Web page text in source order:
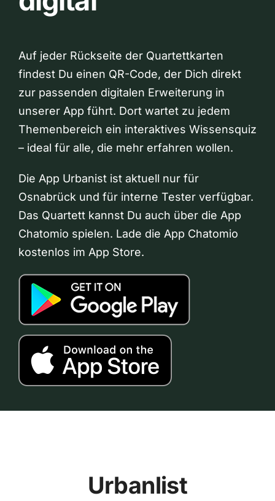
Auf jeder Rückseite der Quartettkarten
findest Du einen QR-Code, der Dich direkt
zur passenden digitalen Erweiterung in
unserer App führt. Dort wartet zu jedem
Themenbereich ein interaktives Wissensquiz
– ideal für alle, die mehr erfahren wollen.
Die App Urbanist ist aktuell nur für
Osnabrück und für interne Tester verfügbar.
Das Quartett kannst Du auch über die App
Chatomio spielen. Lade die App Chatomio
kostenlos im App Store.
Urbanlist